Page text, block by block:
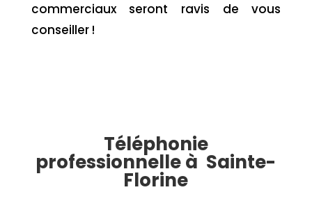
commerciaux seront ravis de vous
conseiller !
Téléphonie
professionnelle à Sainte-
Florine